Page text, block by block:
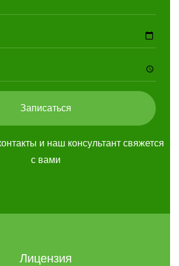
Записаться
и наш консультант свяжется
с вами
Лицензия